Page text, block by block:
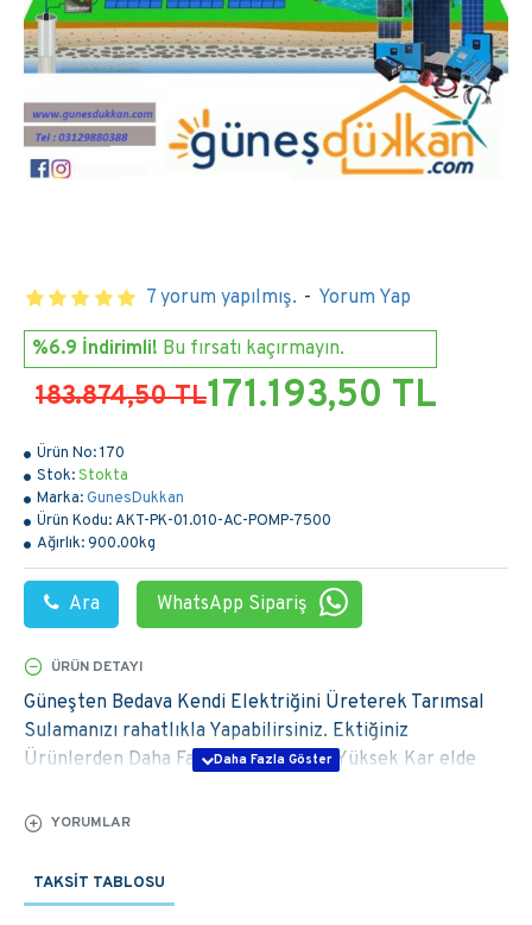
Ürün No:170
Stok:Stokta
Marka:GunesDukkan
Ürün Kodu:AKT-PK-01.010-AC-POMP-7500
Ağırlık:900.00kg
Ara WhatsApp Sipariş
7 yorum yapılmış. - Yorum Yap
%6.9 İndirimli! Bu fırsatı kaçırmayın.
183.874,50 TL171.193,50 TL
ÜRÜN DETAYI
Güneşten Bedava Kendi Elektriğini Üreterek Tarımsal
Sulamanızı rahatlıkla Yapabilirsiniz. Ektiğiniz
Ürünlerden Daha Fazla Verim alarak Yüksek Kar elde
kurtularak maliyetlerinizi düşürebilirsiniz.
elektrik faturaları veya mazot gideri olmuştur. Tam da
YORUMLAR
TAKSIT TABLOSU